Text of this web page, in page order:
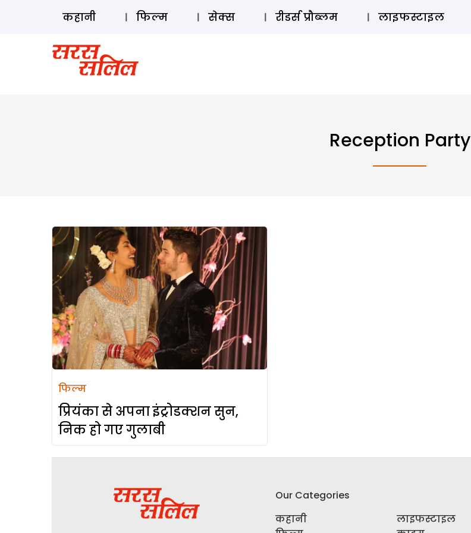
कहानी फिल्म सेक्स रीडर्स प्रौब्लम लाइफस्टाइल
Reception Party
फिल्म
प्रियंका से अपना इंट्रोडक्शन सुन,
निक हो गए गुलाबी
Our Categories
कहानी
लाइफस्टाइल